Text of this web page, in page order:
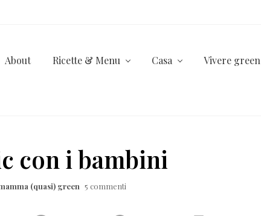
About Ricette & Menu Casa Vivere green
con i bambini
(quasi) green 5 commenti